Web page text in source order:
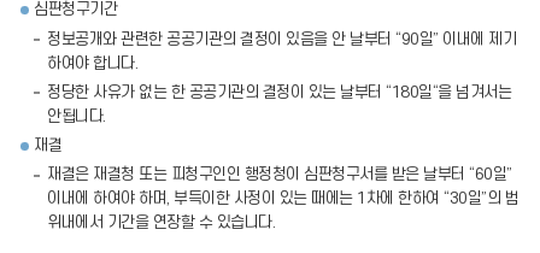
심판청구기간
정보공개와 관련한 공공기관의 결정이 있음을 안 날부터 “90일” 이내에 제기
하여야 합니다.
정당한 사유가 없는 한 공공기관의 결정이 있는 날부터 “180일“을 넘겨서는
안됩니다.
재결
재결은 재결청 또는 피청구인인 행정청이 심판청구서를 받은 날부터 “60일”
이내에 하여야 하며, 부득이한 사정이 있는 때에는 1차에 한하여 “30일”의 범
위내에서 기간을 연장할 수 있습니다.